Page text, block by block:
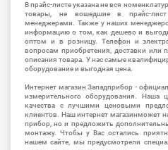
В прайс-листе указана не вся
товары, не вошедшие в прайс-
менеджерами. Также у наших
информацию о том, как дешево и
оптом и в розницу. Телефон и
вопросам приобретения, доставки или
описания товара. У нас самые
оборудование и выгодная цена.
Интернет магазин Западприбор -
измерительного оборудования. Наша
качества с лучшими ценовыми
клиентов. Наш интернет магазинможет
прибор, но и предложить
монтажу. Чтобы у Вас остались
нашем сайте, мы предусмотрели